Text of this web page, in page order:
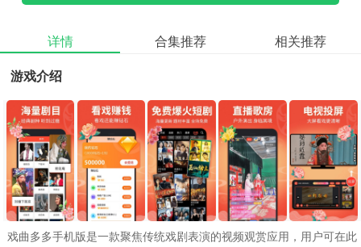
详情 合集推荐
相关推荐
游戏介绍
戏曲多多手机版是一款聚焦传统戏剧表演的视频观赏应用，用户可在此